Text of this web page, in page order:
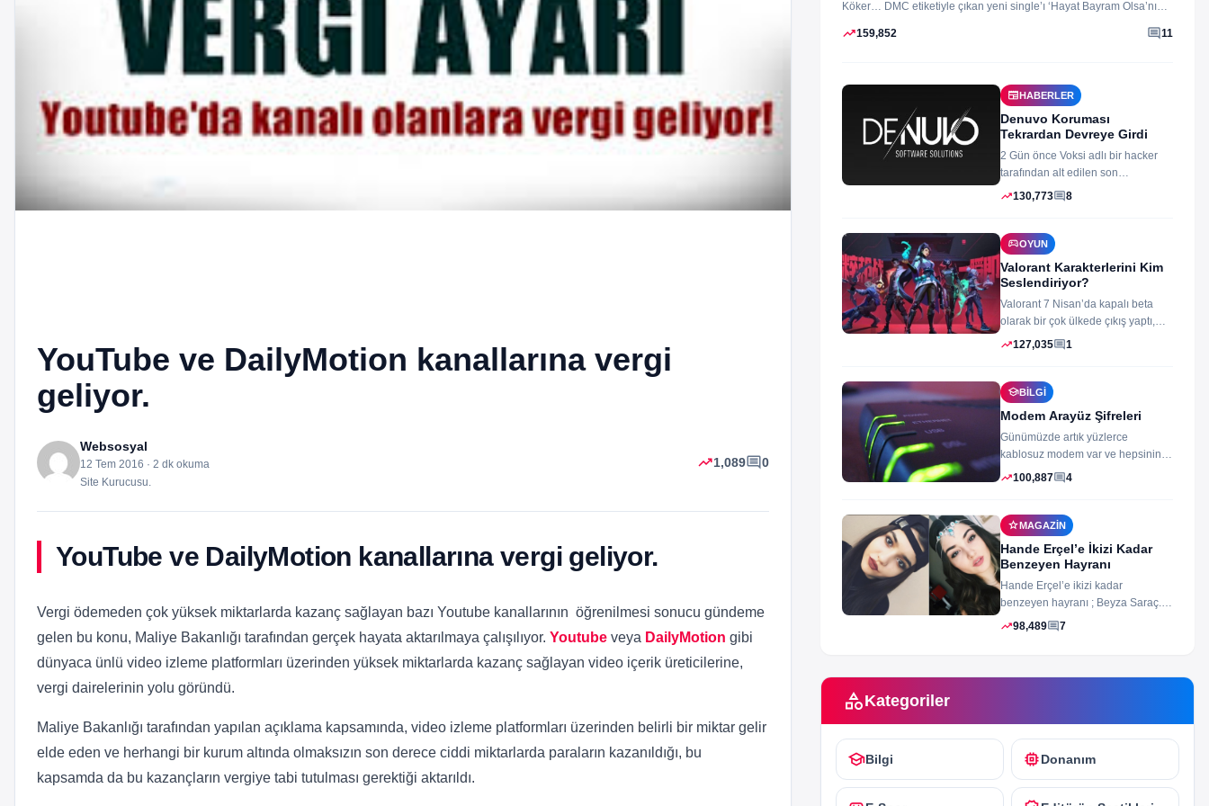
YouTube ve DailyMotion kanallarına vergi
geliyor.
Websosyal
12 Tem 2016 · 2 dk okuma
Site Kurucusu.
trending_up1,089comment0
YouTube ve DailyMotion kanallarına vergi geliyor.
Vergi ödemeden çok yüksek miktarlarda kazanç sağlayan bazı Youtube kanallarının öğrenilmesi sonucu gündeme
gelen bu konu, Maliye Bakanlığı tarafından gerçek hayata aktarılmaya çalışılıyor. Youtube veya DailyMotion gibi
dünyaca ünlü video izleme platformları üzerinden yüksek miktarlarda kazanç sağlayan video içerik üreticilerine,
vergi dairelerinin yolu göründü.
Maliye Bakanlığı tarafından yapılan açıklama kapsamında, video izleme platformları üzerinden belirli bir miktar gelir
elde eden ve herhangi bir kurum altında olmaksızın son derece ciddi miktarlarda paraların kazanıldığı, bu
kapsamda da bu kazançların vergiye tabi tutulması gerektiği aktarıldı.
Köker… DMC etiketiyle çıkan yeni single’ı ‘Hayat Bayram Olsa’nın
trending_up159,852 comment11
newspaperHABERLER
Denuvo Koruması
Tekrardan Devreye Girdi
2 Gün önce Voksi adlı bir hacker
tarafından alt edilen son
dönemlerin yıkılmaz korsan
trending_up130,773comment8
sports_esportsOYUN
Valorant Karakterlerini Kim
Seslendiriyor?
Valorant 7 Nisan’da kapalı beta
olarak bir çok ülkede çıkış yaptı,
oyun izleyenler ve oynayanlar...
trending_up127,035comment1
schoolBILGI
Modem Arayüz Şifreleri
Günümüzde artık yüzlerce
kablosuz modem var ve hepsinin
arayüz şifleri ve arayüzü farklı
trending_up100,887comment4
starMAGAZIN
Hande Erçel’e İkizi Kadar
Benzeyen Hayranı
Hande Erçel’e ikizi kadar
benzeyen hayranı ; Beyza Saraç.
Son zamanlarda Hande Erçel’e
trending_up98,489comment7
categoryKategoriler
schoolBilgi memoryDonanım